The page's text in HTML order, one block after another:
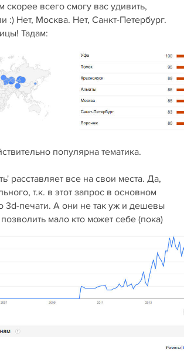
скорее всего смогу вас удивить,
:) Нет, Москва. Нет, Санкт-Петербург.
Тадам:
популярна тематика.
расставляет все на свои места. Да,
т.к. в этот запрос в основном
3d-печати. А они не так уж и дешевы
мало кто может себе (пока)